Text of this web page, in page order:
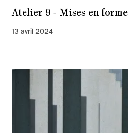
Atelier 9 - Mises en forme
13 avril 2024